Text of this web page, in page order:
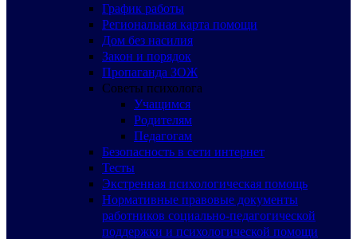
График работы
Региональная карта помощи
Дом без насилия
Закон и порядок
Пропаганда ЗОЖ
Советы психолога
Учащимся
Родителям
Педагогам
Безопасность в сети интернет
Тесты
Экстренная психологическая помощь
Нормативные правовые документы
работников социально-педагогической
поддержки и психологической помощи